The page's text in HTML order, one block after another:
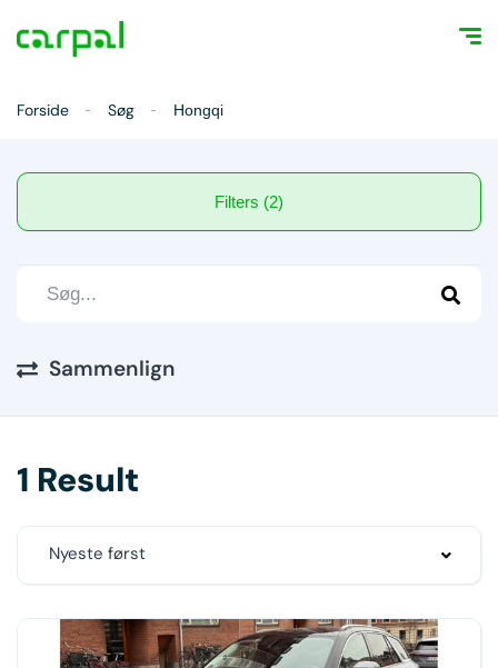
Forside Søg Hongqi
Filters (2)
Sammenlign
1 Result
Nyeste først